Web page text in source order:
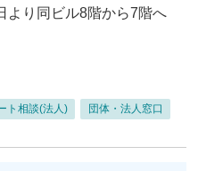
より同ビル8階から7階へ
ト相談(法人) 団体・法人窓口